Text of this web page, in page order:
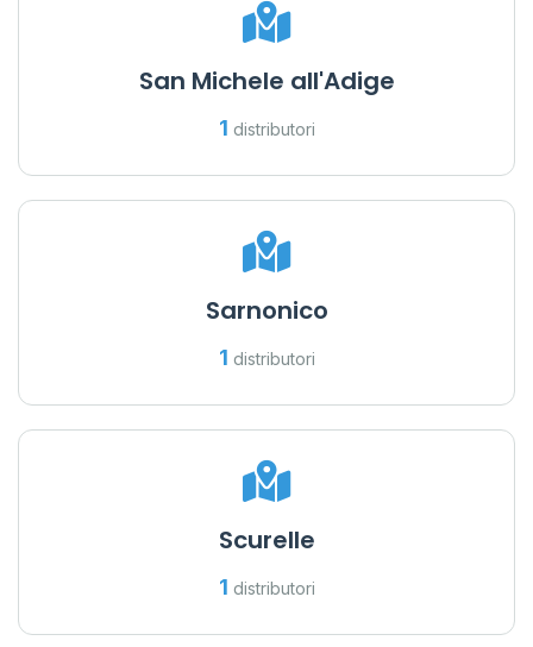
San Michele all'Adige
1 distributori
Sarnonico
1 distributori
Scurelle
1 distributori